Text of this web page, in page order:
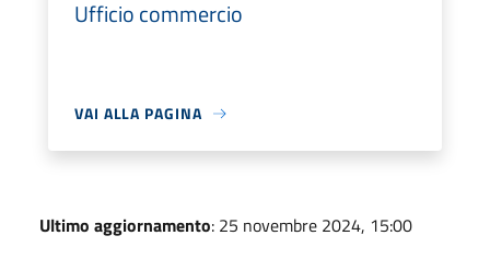
Ufficio commercio
VAI ALLA PAGINA
Ultimo aggiornamento: 25 novembre 2024, 15:00